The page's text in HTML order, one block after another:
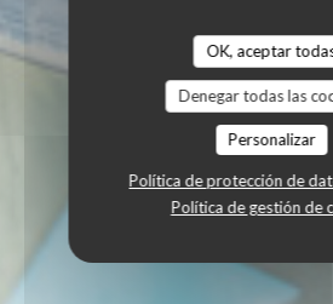
OK, aceptar
Denegar todas las
Personalizar
Política de protección de
Política de gestión de